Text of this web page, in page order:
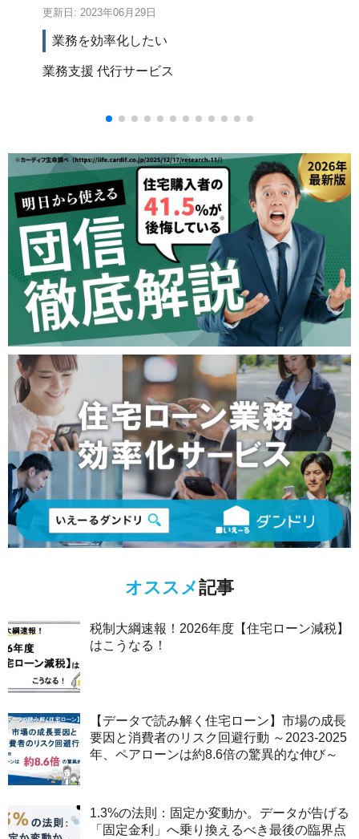
更新日: 2023年06月29日
業務を効率化したい
業務支援 代行サービス
オススメ記事
税制大綱速報！2026年度【住宅ローン減税】
はこうなる！
【データで読み解く住宅ローン】市場の成長
要因と消費者のリスク回避行動 ～2023-2025
年、ペアローンは約8.6倍の驚異的な伸び～
1.3%の法則：固定か変動か。データが告げる
「固定金利」へ乗り換えるべき最後の臨界点